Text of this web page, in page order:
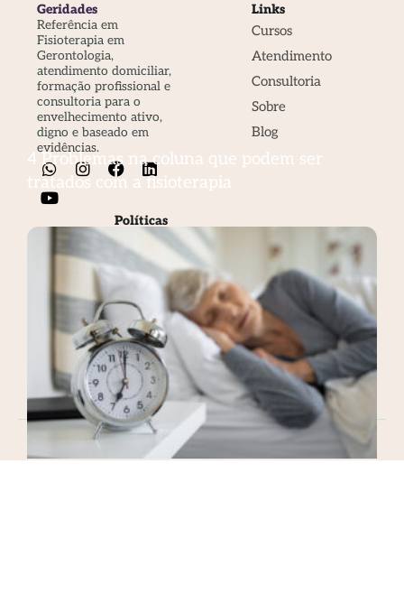
4 Problemas na coluna que podem ser
tratados com a fisioterapia
Geridades
Referência em
Fisioterapia em
Gerontologia,
atendimento domiciliar,
formação profissional e
consultoria para o
envelhecimento ativo,
digno e baseado em
evidências.
Links
Cursos
Atendimento
Consultoria
Sobre
Blog
Políticas
Privacidade (LGPD)
Termos de Uso
Reembolso/Cancelamento
Contato
(61) 99166-1440
geridades@gmail.com.br
Geridades. Todos os direitos reservados.